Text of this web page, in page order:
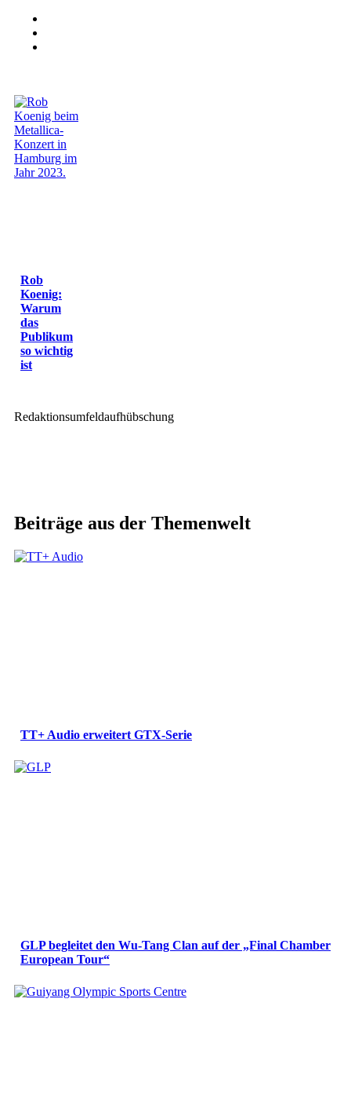
Rob
Koenig:
Warum
das
Publikum
so wichtig
ist
Redaktionsumfeldaufhübschung
Beiträge aus der Themenwelt
TT+ Audio erweitert GTX-Serie
GLP begleitet den Wu-Tang Clan auf der „Final Chamber
European Tour“